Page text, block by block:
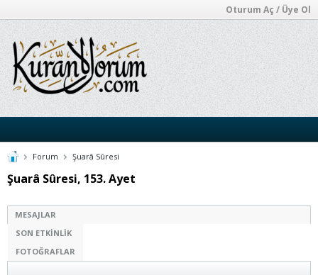
Oturum Aç / Üye Ol
Forum Şuarâ Sûresi
Şuarâ Sûresi, 153. Ayet
MESAJLAR
SON ETKINLIK
FOTOĞRAFLAR